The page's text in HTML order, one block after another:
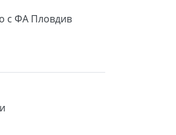
с ФА Пловдив